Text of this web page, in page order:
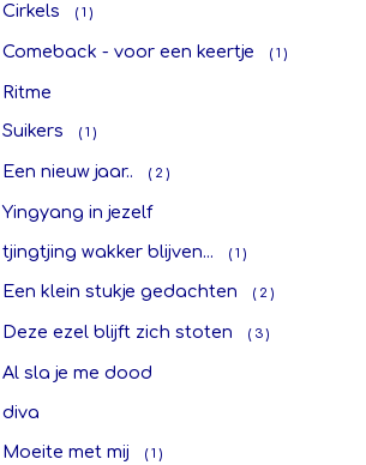
Cirkels ( 1 )
Comeback - voor een keertje ( 1 )
Ritme
Suikers ( 1 )
Een nieuw jaar.. ( 2 )
Yingyang in jezelf
tjingtjing wakker blijven... ( 1 )
Een klein stukje gedachten ( 2 )
Deze ezel blijft zich stoten ( 3 )
Al sla je me dood
diva
Moeite met mij ( 1 )